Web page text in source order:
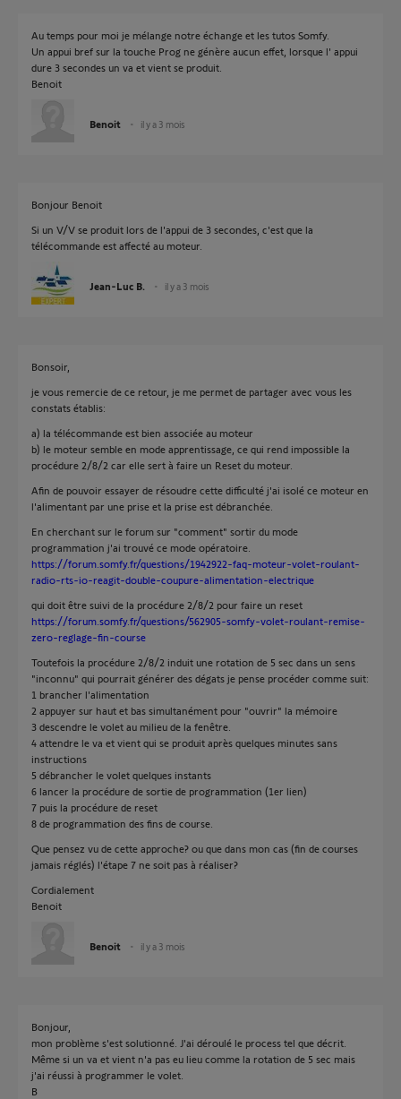
Au temps pour moi je mélange notre échange et les tutos Somfy.
Un appui bref sur la touche Prog ne génère aucun effet, lorsque l' appui
dure 3 secondes un va et vient se produit.
Benoit
Benoit il y a 3 mois
Bonjour Benoit
Si un V/V se produit lors de l'appui de 3 secondes, c'est que la
télécommande est affecté au moteur.
Jean-Luc B. il y a 3 mois
Bonsoir,
je vous remercie de ce retour, je me permet de partager avec vous les
constats établis:
a) la télécommande est bien associée au moteur
b) le moteur semble en mode apprentissage, ce qui rend impossible la
procédure 2/8/2 car elle sert à faire un Reset du moteur.
Afin de pouvoir essayer de résoudre cette difficulté j'ai isolé ce moteur en
l'alimentant par une prise et la prise est débranchée.
En cherchant sur le forum sur "comment" sortir du mode
programmation j'ai trouvé ce mode opératoire.
https://forum.somfy.fr/questions/1942922-faq-moteur-volet-roulant-
radio-rts-io-reagit-double-coupure-alimentation-electrique
qui doit être suivi de la procédure 2/8/2 pour faire un reset
https://forum.somfy.fr/questions/562905-somfy-volet-roulant-remise-
zero-reglage-fin-course
Toutefois la procédure 2/8/2 induit une rotation de 5 sec dans un sens
"inconnu" qui pourrait générer des dégats je pense procéder comme suit:
1 brancher l'alimentation
2 appuyer sur haut et bas simultanément pour "ouvrir" la mémoire
3 descendre le volet au milieu de la fenêtre.
4 attendre le va et vient qui se produit après quelques minutes sans
instructions
5 débrancher le volet quelques instants
6 lancer la procédure de sortie de programmation (1er lien)
7 puis la procédure de reset
8 de programmation des fins de course.
Que pensez vu de cette approche? ou que dans mon cas (fin de courses
jamais réglés) l'étape 7 ne soit pas à réaliser?
Cordialement
Benoit
Benoit il y a 3 mois
Bonjour,
mon problème s'est solutionné. J'ai déroulé le process tel que décrit.
Même si un va et vient n'a pas eu lieu comme la rotation de 5 sec mais
j'ai réussi à programmer le volet.
B